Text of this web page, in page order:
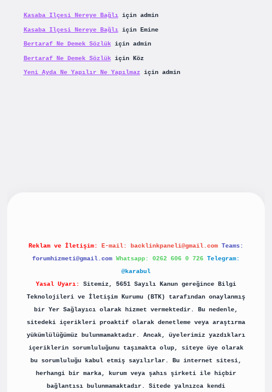
Kasaba Ilçesi Nereye Bağlıiçin admin
Kasaba Ilçesi Nereye Bağlıiçin Emine
Bertaraf Ne Demek Sözlükiçin admin
Bertaraf Ne Demek Sözlükiçin Köz
Yeni Ayda Ne Yapılır Ne Yapılmaziçin admin
Reklam ve İletişim: E-mail: backlinkpaneli@gmail.com Teams:
forumhizmeti@gmail.com Whatsapp: 0262 606 0 726 Telegram:
@karabul
Yasal Uyarı:
Sitemiz, 5651 Sayılı Kanun gereğince Bilgi
Teknolojileri ve İletişim Kurumu (BTK) tarafından onaylanmış
bir Yer Sağlayıcı olarak hizmet vermektedir. Bu nedenle,
sitedeki içerikleri proaktif olarak denetleme veya araştırma
yükümlülüğümüz bulunmamaktadır. Ancak, üyelerimiz yazdıkları
içeriklerin sorumluluğunu taşımakta olup, siteye üye olarak
bu sorumluluğu kabul etmiş sayılırlar. Bu internet sitesi,
herhangi bir marka, kurum veya şahıs şirketi ile hiçbir
bağlantısı bulunmamaktadır. Sitede yalnızca kendi